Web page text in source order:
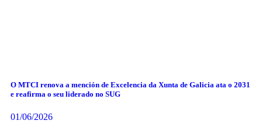
O MTCI renova a mención de Excelencia da Xunta de Galicia ata o 2031
e reafirma o seu liderado no SUG
01/06/2026